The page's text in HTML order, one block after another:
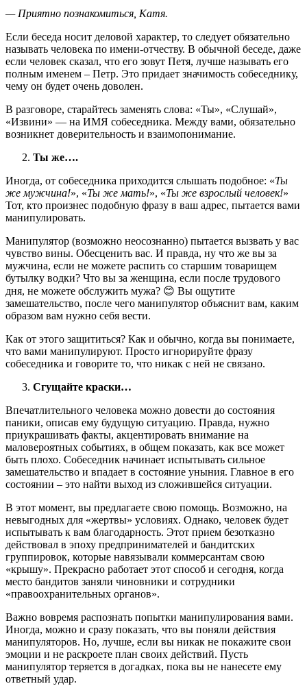
— Приятно познакомиться, Катя.
Если беседа носит деловой характер, то следует обязательно
называть человека по имени-отчеству. В обычной беседе, даже
если человек сказал, что его зовут Петя, лучше называть его
полным именем – Петр. Это придает значимость собеседнику,
чему он будет очень доволен.
В разговоре, старайтесь заменять слова: «Ты», «Слушай»,
«Извини» — на ИМЯ собеседника. Между вами, обязательно
возникнет доверительность и взаимопонимание.
Ты же….
Иногда, от собеседника приходится слышать подобное: «Ты
же мужчина!», «Ты же мать!», «Ты же взрослый человек!»
Тот, кто произнес подобную фразу в ваш адрес, пытается вами
манипулировать.
Манипулятор (возможно неосознанно) пытается вызвать у вас
чувство вины. Обесценить вас. И правда, ну что же вы за
мужчина, если не можете распить со старшим товарищем
бутылку водки? Что вы за женщина, если после трудового
дня, не можете обслужить мужа? 😊 Вы ощутите
замешательство, после чего манипулятор объяснит вам, каким
образом вам нужно себя вести.
Как от этого защититься? Как и обычно, когда вы понимаете,
что вами манипулируют. Просто игнорируйте фразу
собеседника и говорите то, что никак с ней не связано.
Сгущайте краски…
Впечатлительного человека можно довести до состояния
паники, описав ему будущую ситуацию. Правда, нужно
приукрашивать факты, акцентировать внимание на
маловероятных событиях, в общем показать, как все может
быть плохо. Собеседник начинает испытывать сильное
замешательство и впадает в состояние уныния. Главное в его
состоянии – это найти выход из сложившейся ситуации.
В этот момент, вы предлагаете свою помощь. Возможно, на
невыгодных для «жертвы» условиях. Однако, человек будет
испытывать к вам благодарность. Этот прием безотказно
действовал в эпоху предпринимателей и бандитских
группировок, которые навязывали коммерсантам свою
«крышу». Прекрасно работает этот способ и сегодня, когда
место бандитов заняли чиновники и сотрудники
«правоохранительных органов».
Важно вовремя распознать попытки манипулирования вами.
Иногда, можно и сразу показать, что вы поняли действия
манипуляторов. Но, лучше, если вы никак не покажите свои
эмоции и не раскроете план своих действий. Пусть
манипулятор теряется в догадках, пока вы не нанесете ему
ответный удар.